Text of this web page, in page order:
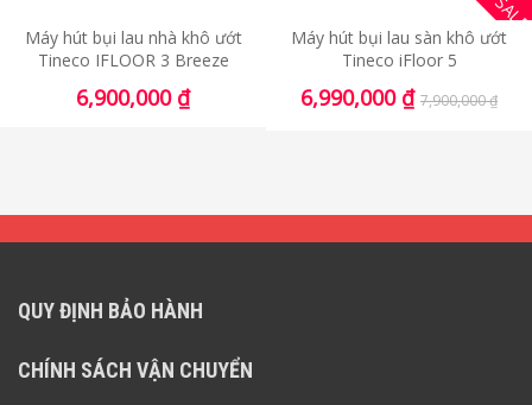
Máy hút bụi lau nhà khô ướt
Tineco IFLOOR 3 Breeze
6,900,000 ₫
Máy hút bụi lau sàn khô ướt
Tineco iFloor 5
6,990,000 ₫ 7,900,000₫
QUY ĐỊNH BẢO HÀNH
CHÍNH SÁCH VẬN CHUYỂN